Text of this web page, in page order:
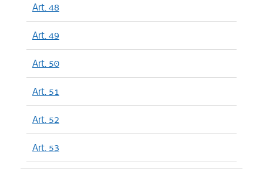
Art. 48
Art. 49
Art. 50
Art. 51
Art. 52
Art. 53